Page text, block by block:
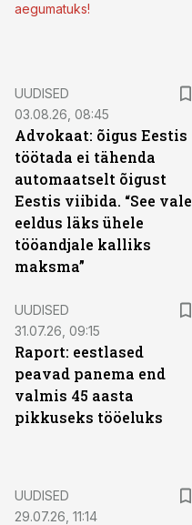
aegumatuks!
UUDISED
03.08.26, 08:45
Advokaat: õigus Eestis
töötada ei tähenda
automaatselt õigust
Eestis viibida. “See vale
eeldus läks ühele
tööandjale kalliks
maksma”
UUDISED
31.07.26, 09:15
Raport: eestlased
peavad panema end
valmis 45 aasta
pikkuseks tööeluks
UUDISED
29.07.26, 11:14